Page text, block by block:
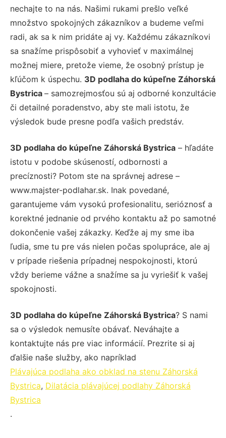
nechajte to na nás. Našimi rukami prešlo veľké
množstvo spokojných zákazníkov a budeme veľmi
radi, ak sa k nim pridáte aj vy. Každému zákazníkovi
sa snažíme prispôsobiť a vyhovieť v maximálnej
možnej miere, pretože vieme, že osobný prístup je
kľúčom k úspechu. 3D podlaha do kúpeľne Záhorská
Bystrica – samozrejmosťou sú aj odborné konzultácie
či detailné poradenstvo, aby ste mali istotu, že
výsledok bude presne podľa vašich predstáv.
3D podlaha do kúpeľne Záhorská Bystrica – hľadáte
istotu v podobe skúseností, odbornosti a
precíznosti? Potom ste na správnej adrese –
www.majster-podlahar.sk. Inak povedané,
garantujeme vám vysokú profesionalitu, serióznosť a
korektné jednanie od prvého kontaktu až po samotné
dokončenie vašej zákazky. Keďže aj my sme iba
ľudia, sme tu pre vás nielen počas spolupráce, ale aj
v prípade riešenia prípadnej nespokojnosti, ktorú
vždy berieme vážne a snažíme sa ju vyriešiť k vašej
spokojnosti.
3D podlaha do kúpeľne Záhorská Bystrica? S nami
sa o výsledok nemusíte obávať. Neváhajte a
kontaktujte nás pre viac informácií. Prezrite si aj
ďalšie naše služby, ako napríklad
Plávajúca podlaha ako obklad na stenu Záhorská
Bystrica, Dilatácia plávajúcej podlahy Záhorská
Bystrica
.